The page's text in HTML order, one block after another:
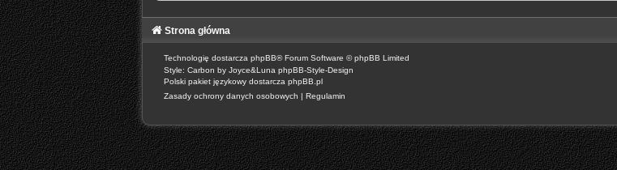
Strona główna
Technologię dostarcza phpBB® Forum Software © phpBB Limited
Style: Carbon by Joyce&Luna phpBB-Style-Design
Polski pakiet językowy dostarcza phpBB.pl
Zasady ochrony danych osobowych | Regulamin